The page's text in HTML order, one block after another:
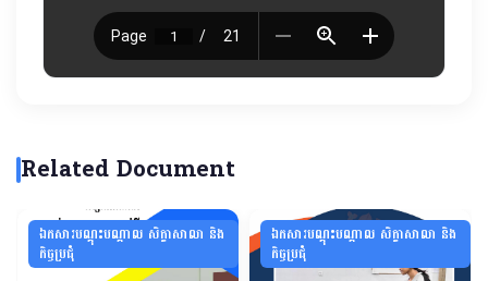
Related Document
ឯកសារបណ្ដុះបណ្ដាល សិក្ខាសាលា និង
កិច្ចប្រជុំ
ឯកសារបណ្ដុះបណ្ដាល សិក្ខាសាលា និង
កិច្ចប្រជុំ